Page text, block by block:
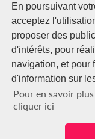
En poursuivant
acceptez
proposer des
d'intérêts, pour
navigation, et pour
d'information sur
Pour en savoir
cliquer ici
+225 07 08
NEWSLETTER
Restez connecté
S'abonner
Se